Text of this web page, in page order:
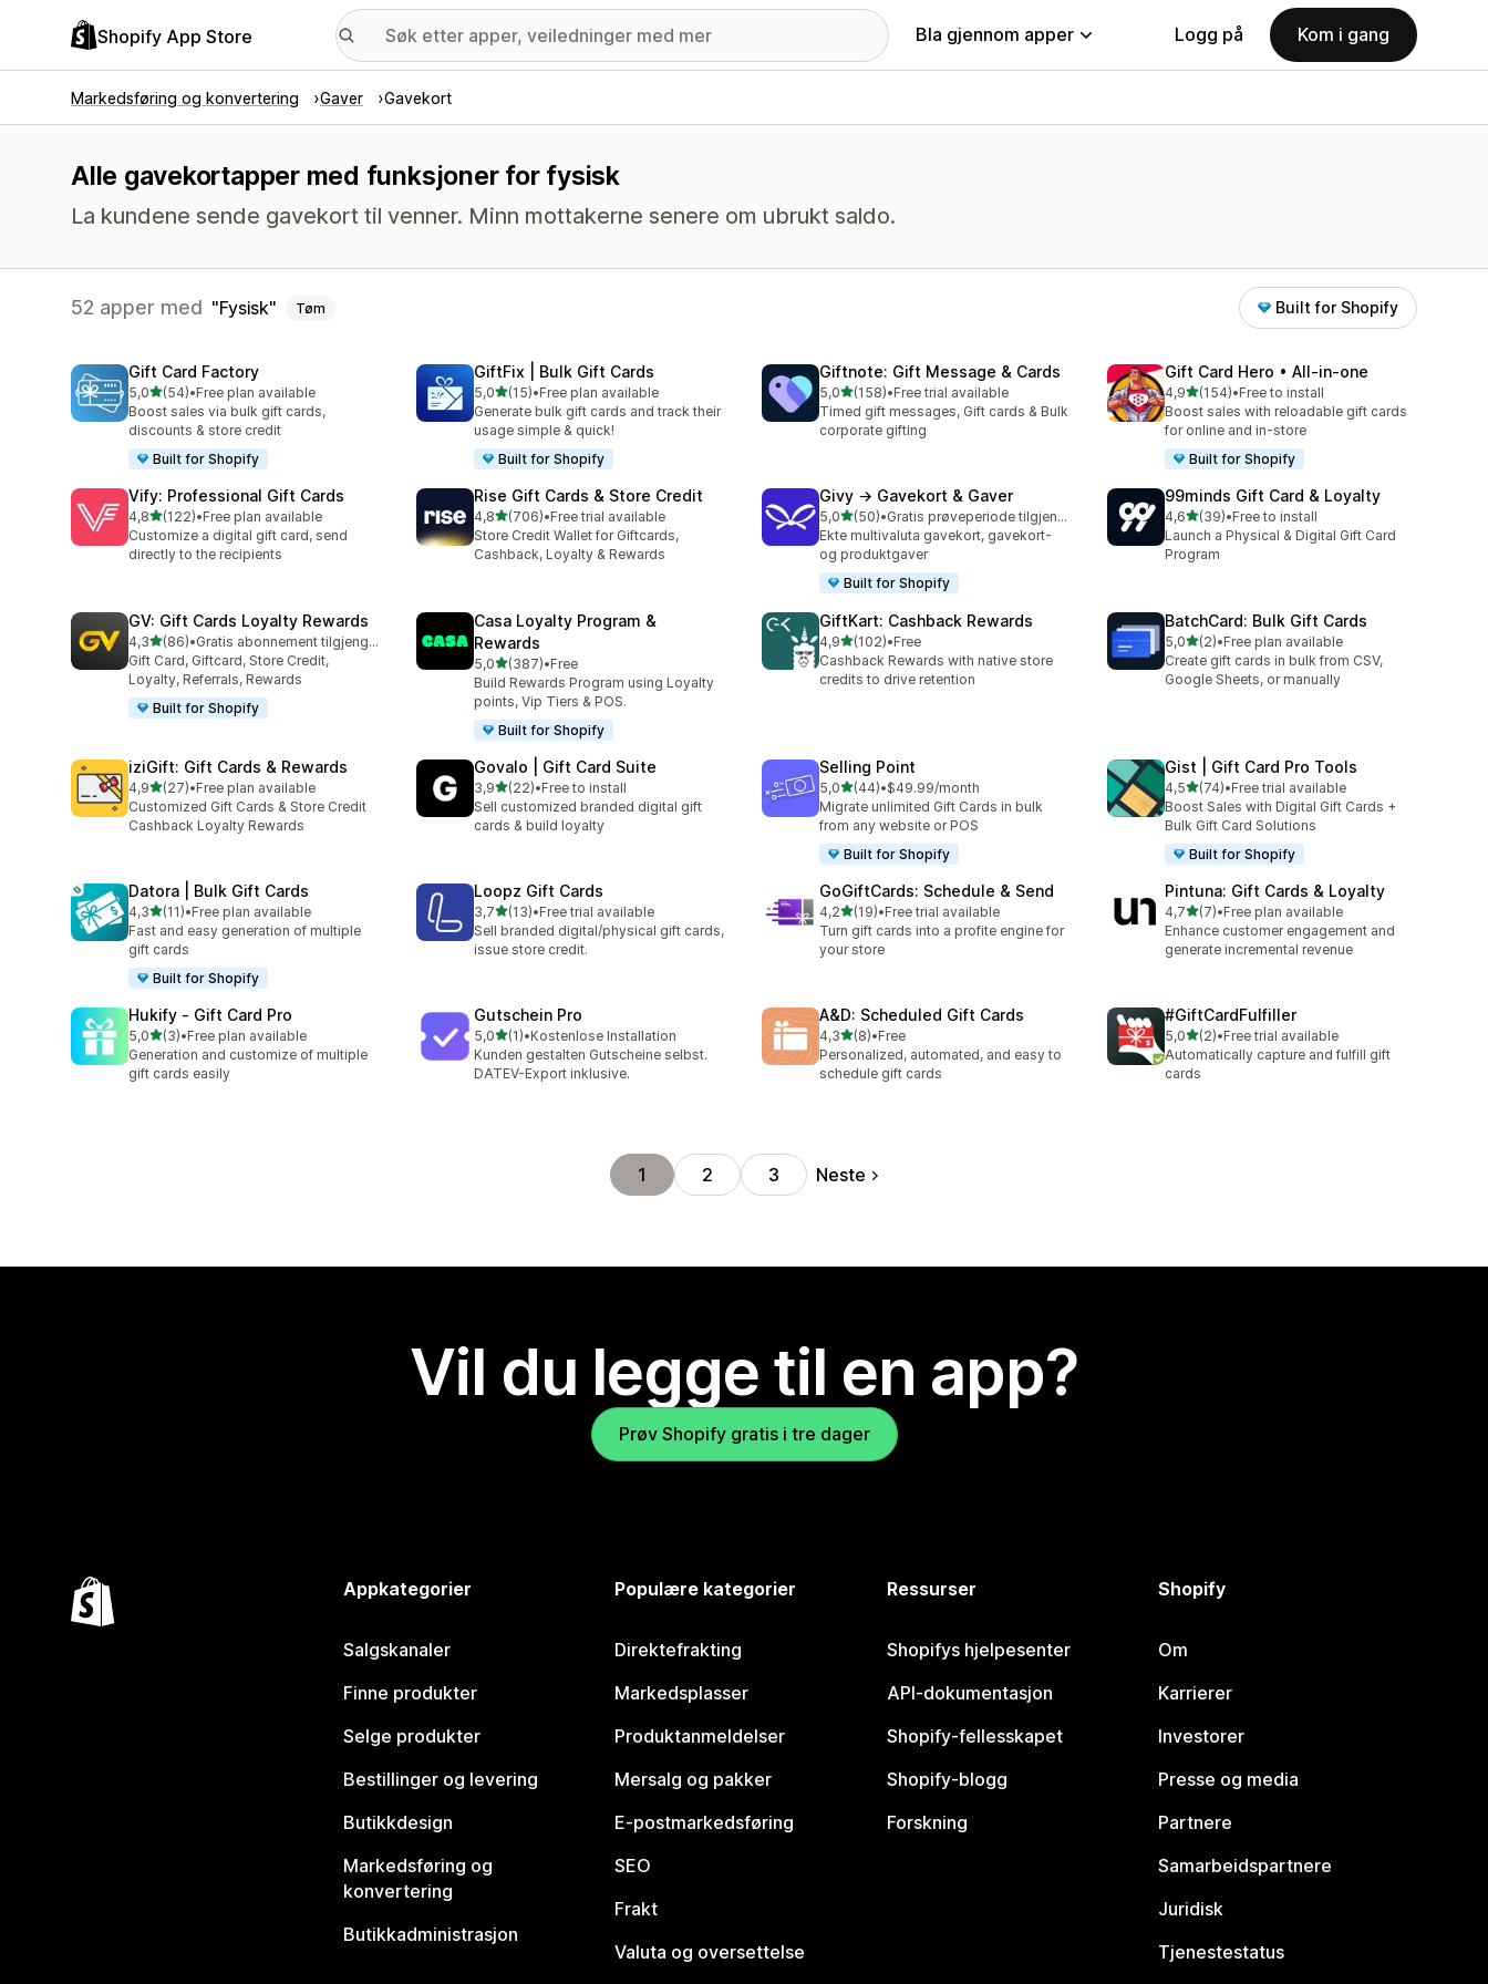
Shopify App Store Bla gjennom apper Logg på Kom i gang
Markedsføring og konvertering Gaver Gavekort
Alle gavekortapper med funksjoner for fysisk
La kundene sende gavekort til venner. Minn mottakerne senere om ubrukt saldo.
52 apper med Fysisk Tøm Built for Shopify
Gift Card Factory
5,0av 5 stjerner
(54)
Totalt 54 omtaler
•Free plan available
Boost sales via bulk gift cards,
discounts & store credit
Built for Shopify
GiftFix | Bulk Gift Cards
5,0av 5 stjerner
(15)
Totalt 15 omtaler
•Free plan available
Generate bulk gift cards and track their
usage simple & quick!
Built for Shopify
Giftnote: Gift Message & Cards
5,0av 5 stjerner
(158)
Totalt 158 omtaler
•Free trial available
Timed gift messages, Gift cards & Bulk
corporate gifting
Gift Card Hero • All‑in‑one
4,9av 5 stjerner
(154)
Totalt 154 omtaler
•Free to install
Boost sales with reloadable gift cards
for online and in-store
Built for Shopify
Vify: Professional Gift Cards
4,8av 5 stjerner
(122)
Totalt 122 omtaler
•Free plan available
Customize a digital gift card, send
directly to the recipients
Rise Gift Cards & Store Credit
4,8av 5 stjerner
(706)
Totalt 706 omtaler
•Free trial available
Store Credit Wallet for Giftcards,
Cashback, Loyalty & Rewards
Givy → Gavekort & Gaver
5,0av 5 stjerner
(50)
Totalt 50 omtaler
•
Gratis prøveperiode tilgjengelig
Ekte multivaluta gavekort, gavekort-
og produktgaver
Built for Shopify
99minds Gift Card & Loyalty
4,6av 5 stjerner
(39)
Totalt 39 omtaler
•Free to install
Launch a Physical & Digital Gift Card
Program
GV: Gift Cards Loyalty Rewards
4,3av 5 stjerner
(86)
Totalt 86 omtaler
•
Gratis abonnement tilgjengelig
Gift Card, Giftcard, Store Credit,
Loyalty, Referrals, Rewards
Built for Shopify
Casa Loyalty Program &
Rewards
5,0av 5 stjerner
(387)
Totalt 387 omtaler
•Free
Build Rewards Program using Loyalty
points, Vip Tiers & POS.
Built for Shopify
GiftKart: Cashback Rewards
4,9av 5 stjerner
(102)
Totalt 102 omtaler
•Free
Cashback Rewards with native store
credits to drive retention
BatchCard: Bulk Gift Cards
5,0av 5 stjerner
(2)
Totalt 2 omtaler
•Free plan available
Create gift cards in bulk from CSV,
Google Sheets, or manually
iziGift: Gift Cards & Rewards
4,9av 5 stjerner
(27)
Totalt 27 omtaler
•Free plan available
Customized Gift Cards & Store Credit
Cashback Loyalty Rewards
Govalo | Gift Card Suite
3,9av 5 stjerner
(22)
Totalt 22 omtaler
•Free to install
Sell customized branded digital gift
cards & build loyalty
Selling Point
5,0av 5 stjerner
(44)
Totalt 44 omtaler
•$49.99/month
Migrate unlimited Gift Cards in bulk
from any website or POS
Built for Shopify
Gist | Gift Card Pro Tools
4,5av 5 stjerner
(74)
Totalt 74 omtaler
•Free trial available
Boost Sales with Digital Gift Cards +
Bulk Gift Card Solutions
Built for Shopify
Datora | Bulk Gift Cards
4,3av 5 stjerner
(11)
Totalt 11 omtaler
•Free plan available
Fast and easy generation of multiple
gift cards
Built for Shopify
Loopz Gift Cards
3,7av 5 stjerner
(13)
Totalt 13 omtaler
•Free trial available
Sell branded digital/physical gift cards,
issue store credit.
GoGiftCards: Schedule & Send
4,2av 5 stjerner
(19)
Totalt 19 omtaler
•Free trial available
Turn gift cards into a profite engine for
your store
Pintuna: Gift Cards & Loyalty
4,7av 5 stjerner
(7)
Totalt 7 omtaler
•Free plan available
Enhance customer engagement and
generate incremental revenue
Hukify ‑ Gift Card Pro
5,0av 5 stjerner
(3)
Totalt 3 omtaler
•Free plan available
Generation and customize of multiple
gift cards easily
Gutschein Pro
5,0av 5 stjerner
(1)
Totalt 1 omtaler
•Kostenlose Installation
Kunden gestalten Gutscheine selbst.
DATEV-Export inklusive.
A&D: Scheduled Gift Cards
4,3av 5 stjerner
(8)
Totalt 8 omtaler
•Free
Personalized, automated, and easy to
schedule gift cards
#GiftCardFulfiller
5,0av 5 stjerner
(2)
Totalt 2 omtaler
•Free trial available
Automatically capture and fulfill gift
cards
1 2 3 Neste
Vil du legge til en app?
Prøv Shopify gratis i tre dager
Appkategorier
Salgskanaler
Finne produkter
Selge produkter
Bestillinger og levering
Butikkdesign
Markedsføring og
konvertering
Butikkadministrasjon
Populære kategorier
Direktefrakting
Markedsplasser
Produktanmeldelser
Mersalg og pakker
E-postmarkedsføring
SEO
Frakt
Valuta og oversettelse
Ressurser
Shopifys hjelpesenter
API-dokumentasjon
Shopify-fellesskapet
Shopify-blogg
Forskning
Shopify
Om
Karrierer
Investorer
Presse og media
Partnere
Samarbeidspartnere
Juridisk
Tjenestestatus